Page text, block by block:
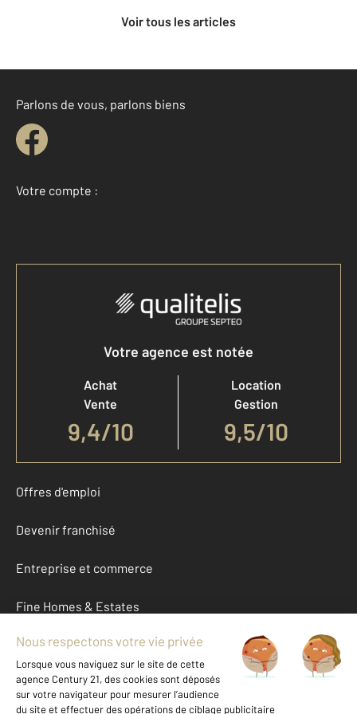
Voir tous les articles
Parlons de vous, parlons biens
Votre compte :
Accéder à mon compte
Votre agence est notée
Achat
Vente
9,4/10
Location
Gestion
9,5/10
Offres d'emploi
Devenir franchisé
Entreprise et commerce
Fine Homes & Estates
À propos
International